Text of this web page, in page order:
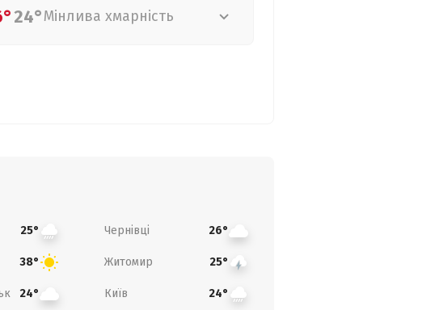
24°Мінлива хмарність
25° Чернівці 26°
38° Житомир 25°
24° Київ 24°